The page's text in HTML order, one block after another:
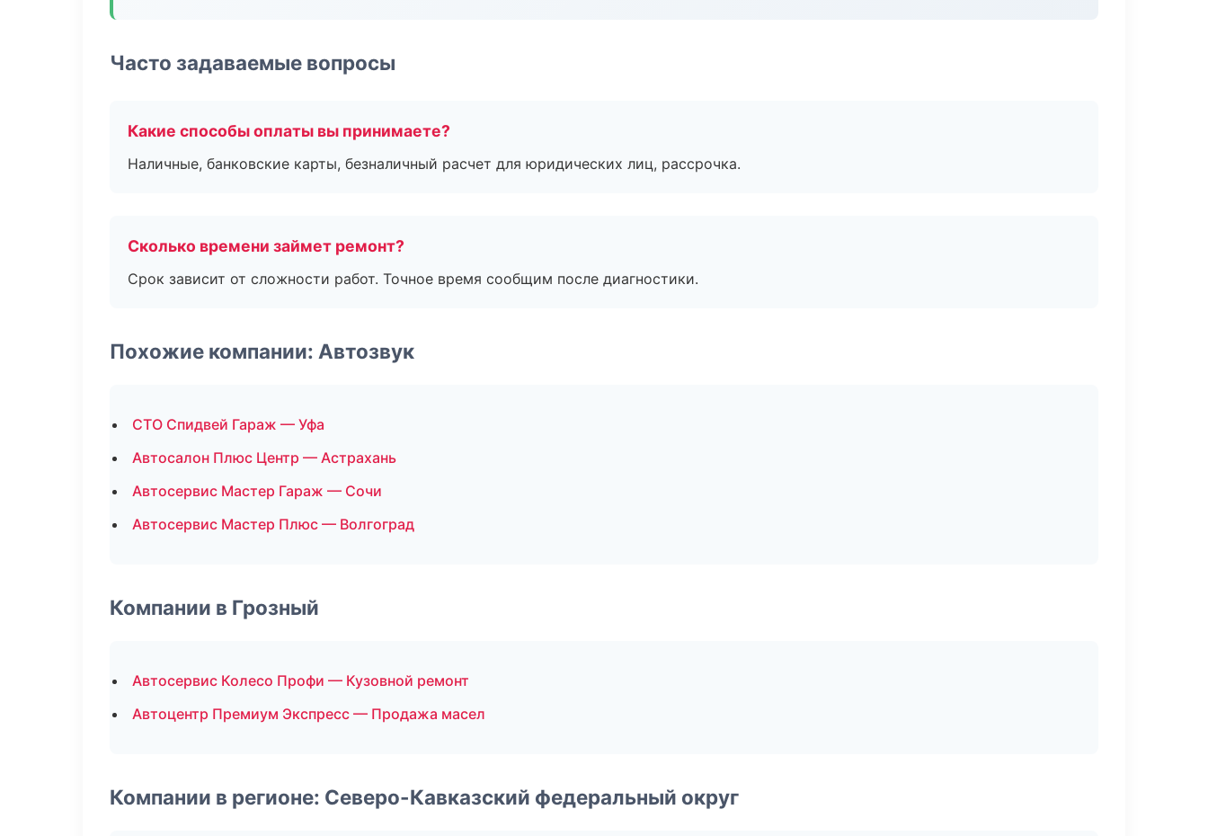
Часто задаваемые вопросы
Какие способы оплаты вы принимаете?
Наличные, банковские карты, безналичный расчет для юридических лиц, рассрочка.
Сколько времени займет ремонт?
Срок зависит от сложности работ. Точное время сообщим после диагностики.
Похожие компании: Автозвук
СТО Спидвей Гараж — Уфа
Автосалон Плюс Центр — Астрахань
Автосервис Мастер Гараж — Сочи
Автосервис Мастер Плюс — Волгоград
Компании в Грозный
Автосервис Колесо Профи — Кузовной ремонт
Автоцентр Премиум Экспресс — Продажа масел
Компании в регионе: Северо-Кавказский федеральный округ